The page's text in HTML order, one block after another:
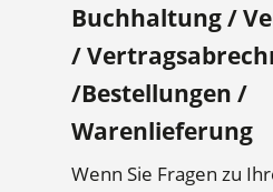
Buchhaltung /
/
/Bestellungen /
Warenlieferung
Wenn Sie Fragen zu